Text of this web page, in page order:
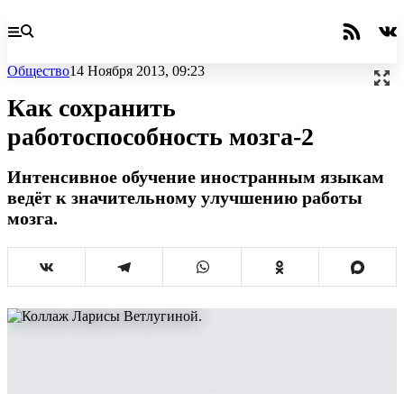
Общество14 Ноября 2013, 09:23
Как сохранить
работоспособность мозга-2
Интенсивное обучение иностранным языкам
ведёт к значительному улучшению работы
мозга.